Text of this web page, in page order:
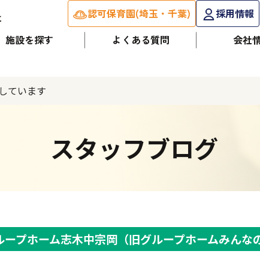
認可保育園(埼玉・千葉) 採用情報
施設を探す よくある質問 会社
ています
スタッフブログ
プホーム志木中宗岡（旧グループホームみんな